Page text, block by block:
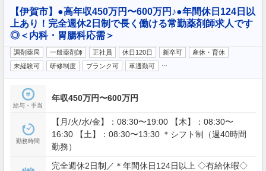
【伊賀市】●高年収450万円〜600万円♪●年間休日124日以
上あり！完全週休2日制で長く働ける常勤薬剤師求人です
◎＜内科・胃腸科応需＞
調剤薬局 一般薬剤師 正社員 休日120日 新卒可
産休・育休
未経験可
研修制度 ブランク可 車通勤可
給与・手当
年収450万円〜600万円
勤務時間
【月/火/水/金】：08:30〜19:00 【木】：08:30〜
16:30 【土】：08:30〜13:30 ＊シフト制（週40時間
勤務）
完全週休2日制／＊年間休日124日以上 ◇有給休暇◇